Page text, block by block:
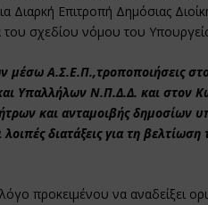
Διαρκή Επιτροπή Δημόσιας
του σχεδίου νόμου του
μέσω Α.Σ.Ε.Π.,τροποποιήσεις
Υπαλλήλων Ν.Π.Δ.Δ. και στον
και ανταμοιβής δημοσίων
διατάξεις για τη βελτίωση
προκειμένου να αναδείξει